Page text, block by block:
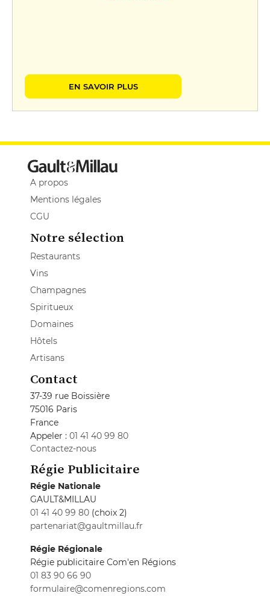
EN SAVOIR PLUS
A propos
Mentions légales
CGU
Notre sélection
Restaurants
Vins
Champagnes
Spiritueux
Domaines
Hôtels
Artisans
Contact
37-39 rue Boissière
75016 Paris
France
Appeler : 01 41 40 99 80
Contactez-nous
Régie Publicitaire
Régie Nationale
GAULT&MILLAU
01 41 40 99 80 (choix 2)
partenariat@gaultmillau.fr
Régie Régionale
Régie publicitaire Com'en Régions
01 83 90 66 90
formulaire@comenregions.com